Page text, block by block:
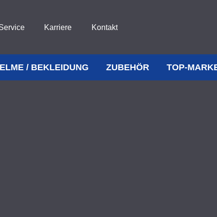
Karriere Kontakt
/ BEKLEIDUNG ZUBEHÖR TOP-